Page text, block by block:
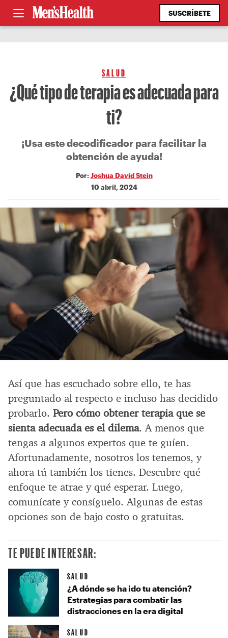
SUSCRÍBETE
SALUD
¿Qué tipo de terapia es adecuada para
ti?
¡Usa este decodificador para facilitar la
obtención de ayuda!
Por: Joshua David Stein
10 abril, 2024
Así que has escuchado sobre ello, te has
preguntado al respecto e incluso has decidido
probarlo. Pero cómo obtener terapia que se
sienta adecuada es el dilema. A menos que
tengas a algunos expertos que te guíen.
Afortunadamente, nosotros los tenemos, y
ahora tú también los tienes. Descubre qué
enfoque te atrae y qué esperar. Luego,
comunícate y consíguelo. Algunas de estas
opciones son de bajo costo o gratuitas.
TE PUEDE INTERESAR:
SALUD
¿A dónde se ha ido tu atención?
Estrategias para combatir las
distracciones en la era digital
SALUD